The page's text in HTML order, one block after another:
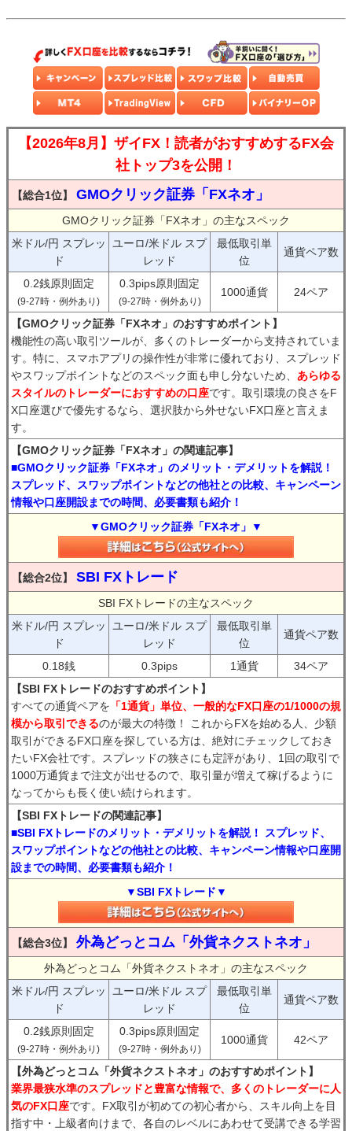
【2026年8月】ザイFX！読者がおすすめするFX会
社トップ3を公開！
【総合1位】 GMOクリック証券「FXネオ」
GMOクリック証券「FXネオ」の主なスペック
米ドル/円 スプレッ
ド
ユーロ/米ドル スプ
レッド
最低取引単
位
通貨ペア数
0.2銭原則固定
(9-27時・例外あり)
0.3pips原則固定
(9-27時・例外あり)
1000通貨 24ペア
【GMOクリック証券「FXネオ」のおすすめポイント】
機能性の高い取引ツールが、多くのトレーダーから支持されていま
す。特に、スマホアプリの操作性が非常に優れており、スプレッド
やスワップポイントなどのスペック面も申し分ないため、 あらゆる
スタイルのトレーダーにおすすめの口座です。取引環境の良さをF
X口座選びで優先するなら、選択肢から外せないFX口座と言えま
す。
【GMOクリック証券「FXネオ」の関連記事】
■GMOクリック証券「FXネオ」のメリット・デメリットを解説！
スプレッド、スワップポイントなどの他社との比較、キャンペーン
情報や口座開設までの時間、必要書類も紹介！
▼GMOクリック証券「FXネオ」▼
【総合2位】 SBI FXトレード
SBI FXトレードの主なスペック
米ドル/円 スプレッ
ド
ユーロ/米ドル スプ
レッド
最低取引単
位
通貨ペア数
0.18銭 0.3pips 1通貨
34ペア
【SBI FXトレードのおすすめポイント】
すべての通貨ペアを 「1通貨」単位、一般的なFX口座の1/1000の規
模から取引できるのが最大の特徴！ これからFXを始める人、少額
取引ができるFX口座を探している方は、絶対にチェックしておき
たいFX会社です。スプレッドの狭さにも定評があり、1回の取引で
1000万通貨まで注文が出せるので、取引量が増えて稼げるように
なってからも長く使い続けられます。
【SBI FXトレードの関連記事】
■SBI FXトレードのメリット・デメリットを解説！ スプレッド、
スワップポイントなどの他社との比較、キャンペーン情報や口座開
設までの時間、必要書類も紹介！
▼SBI FXトレード▼
【総合3位】 外為どっとコム「外貨ネクストネオ」
外為どっとコム「外貨ネクストネオ」の主なスペック
米ドル/円 スプレッ
ド
ユーロ/米ドル スプ
レッド
最低取引単
位
通貨ペア数
0.2銭原則固定
(9-27時・例外あり)
0.3pips原則固定
(9-27時・例外あり)
1000通貨 42ペア
【外為どっとコム「外貨ネクストネオ」のおすすめポイント】
業界最狭水準のスプレッドと豊富な情報で、多くのトレーダーに人
気のFX口座です。FX取引が初めての初心者から、スキル向上を目
指す中・上級者向けまで、各自のレベルにあわせて受講できる学習